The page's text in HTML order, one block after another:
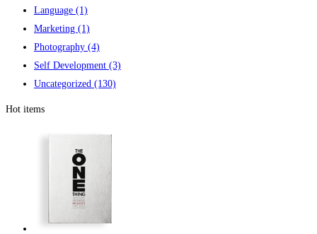
Language (1)
Marketing (1)
Photography (4)
Self Development (3)
Uncategorized (130)
Hot items